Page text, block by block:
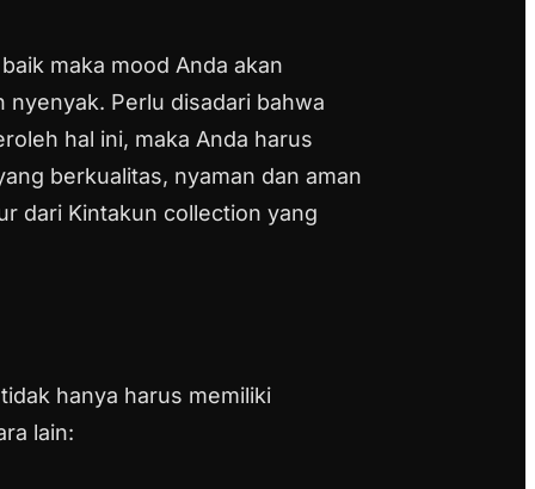
maka mood Anda akan
nyenyak. Perlu disadari bahwa
hal ini, maka Anda harus
berkualitas, nyaman dan aman
dari Kintakun collection yang
hanya harus memiliki
lain: